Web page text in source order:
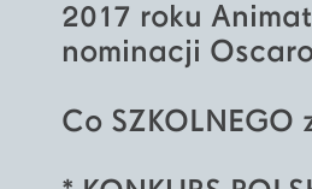
2017 roku
nominacji
Co